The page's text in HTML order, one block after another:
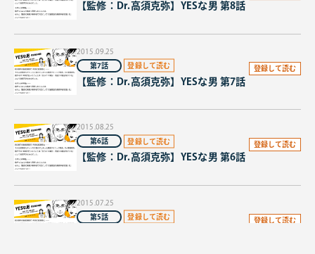
【監修：Dr.高須克弥】YESな男 第8話
2015.09.25
第7話
【監修：Dr.高須克弥】YESな男 第7話
登録して読む
2015.08.25
第6話
【監修：Dr.高須克弥】YESな男 第6話
登録して読む
2015.07.25
第5話
登録して読む